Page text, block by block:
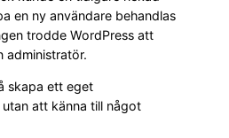
en ny användare behandlas
trodde WordPress att
administratör.
skapa ett eget
att känna till något